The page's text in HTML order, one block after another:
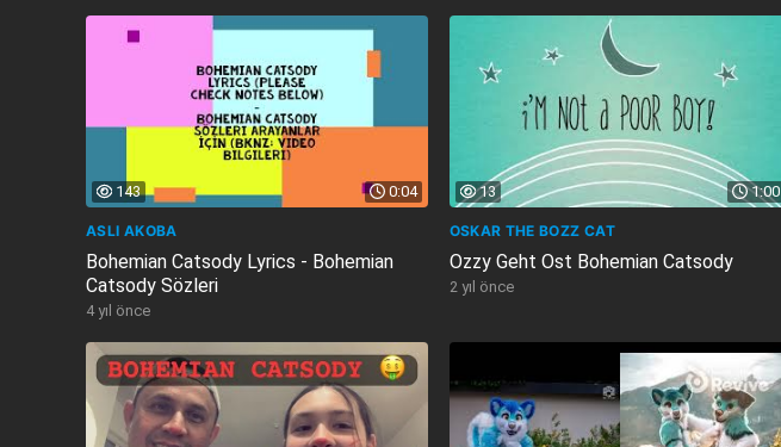
0:04
143
ASLI AKOBA
Bohemian Catsody Lyrics - Bohemian
Catsody Sözleri
4 yıl önce
1:00
13
OSKAR THE BOZZ CAT
Ozzy Geht Ost Bohemian Catsody
2 yıl önce